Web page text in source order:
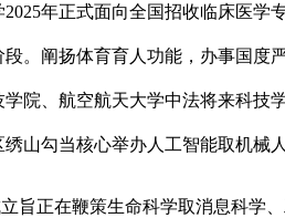
年正式面向全国招收临床医学
。阐扬体育育人功能，办事国
院、航空航天大学中法将来科
山勾当核心举办人工智能取机械
正在鞭策生命科学取消息科学